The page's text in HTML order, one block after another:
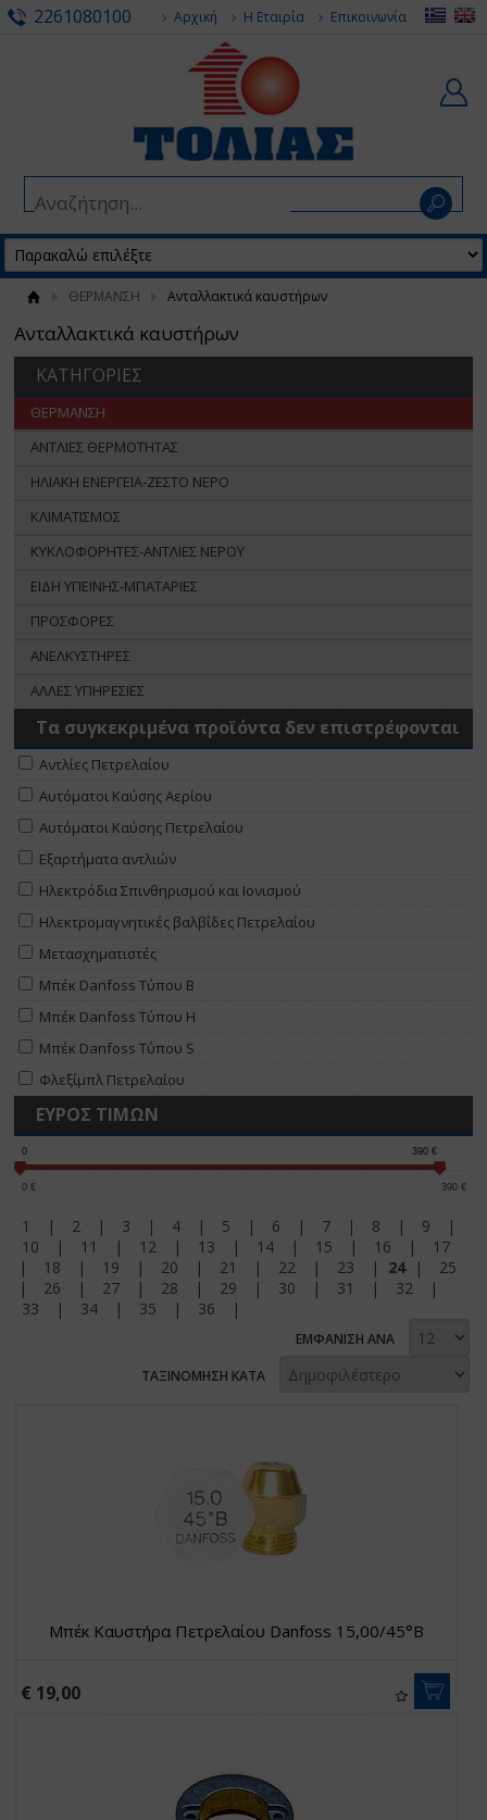
2261080100 Αρχική Η Εταιρία Επικοινωνία
ΘΕΡΜΑΝΣΗ Ανταλλακτικά καυστήρων
Ανταλλακτικά καυστήρων
ΚΑΤΗΓΟΡΙΕΣ
ΘΕΡΜΑΝΣΗ
ΑΝΤΛΙΕΣ ΘΕΡΜΟΤΗΤΑΣ
ΗΛΙΑΚΗ ΕΝΕΡΓΕΙΑ-ΖΕΣΤΟ ΝΕΡΟ
ΚΛΙΜΑΤΙΣΜΟΣ
ΚΥΚΛΟΦΟΡΗΤΕΣ-ΑΝΤΛΙΕΣ ΝΕΡΟΥ
ΕΙΔΗ ΥΓΙΕΙΝΗΣ-ΜΠΑΤΑΡΙΕΣ
ΠΡΟΣΦΟΡΕΣ
ΑΝΕΛΚΥΣΤΗΡΕΣ
ΑΛΛΕΣ ΥΠΗΡΕΣΙΕΣ
Τα συγκεκριμένα προϊόντα δεν επιστρέφονται
Αντλίες Πετρελαίου
Αυτόματοι Καύσης Αερίου
Αυτόματοι Καύσης Πετρελαίου
Εξαρτήματα αντλιών
Ηλεκτρόδια Σπινθηρισμού και Ιονισμού
Ηλεκτρομαγνητικές βαλβίδες Πετρελαίου
Μετασχηματιστές
Μπέκ Danfoss Τύπου B
Μπέκ Danfoss Τύπου H
Μπέκ Danfoss Τύπου S
Φλεξίμπλ Πετρελαίου
ΕΥΡΟΣ ΤΙΜΩΝ
0 390 €
0 € 390 €
1 | 2 | 3 | 4 | 5 | 6 | 7 | 8 | 9
|
10
| 11 | 12 | 13 | 14 | 15 | 16 |
17
|
18 | 19 | 20 | 21 | 22 | 23 | 24|
25
|
26 | 27 | 28 | 29 | 30 | 31 | 32
|
33
| 34 | 35 | 36 |
ΕΜΦΑΝΙΣΗ ΑΝΑ
ΤΑΞΙΝΟΜΗΣΗ ΚΑΤΑ
Μπέκ Καυστήρα Πετρελαίου Danfoss 15,00/45°B
€ 19,00